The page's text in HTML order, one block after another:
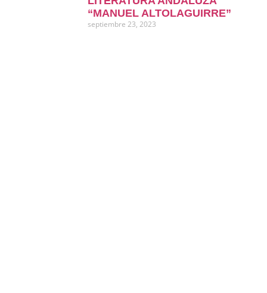
“MANUEL ALTOLAGUIRRE”
septiembre 23, 2023